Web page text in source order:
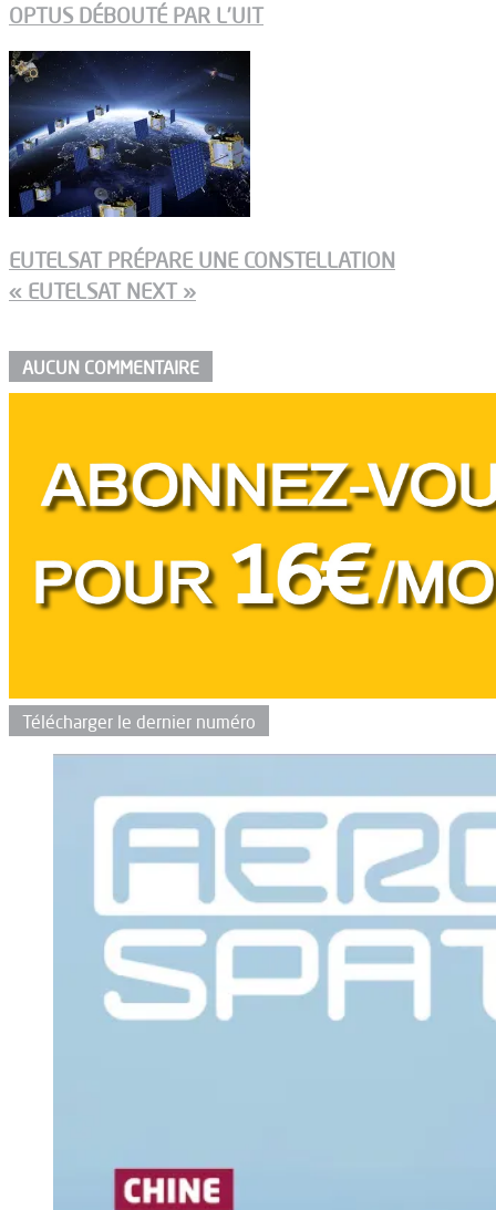
OPTUS DÉBOUTÉ PAR L’UIT
EUTELSAT PRÉPARE UNE CONSTELLATION
« EUTELSAT NEXT »
AUCUN COMMENTAIRE
Télécharger le dernier numéro